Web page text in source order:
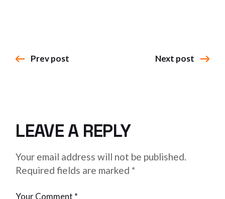
Prev post Next post
LEAVE A REPLY
Your email address will not be published.
Required fields are marked*